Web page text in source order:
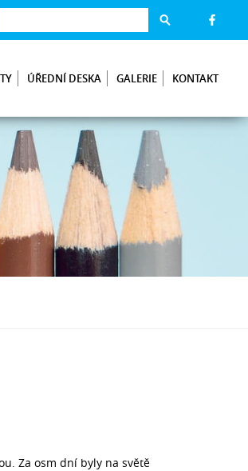
ÚŘEDNÍ DESKA GALERIE KONTAKT
Za osm dní byly na světě